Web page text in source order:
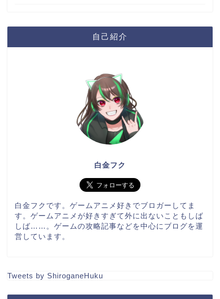
自己紹介
白金フク
白金フクです。ゲームアニメ好きでブロガーしてま
す。ゲームアニメが好きすぎて外に出ないこともしば
しば……。ゲームの攻略記事などを中心にブログを運
営しています。
Tweets by ShiroganeHuku